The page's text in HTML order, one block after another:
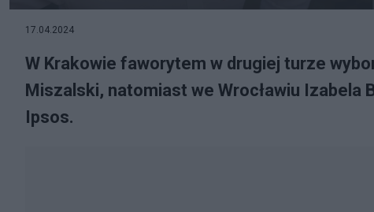
17.04.2024
W Krakowie faworytem w drugiej turze
Miszalski, natomiast we Wrocławiu Izabela
Ipsos.